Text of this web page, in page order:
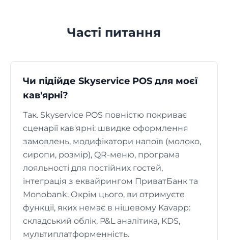
Часті питання
Чи підійде Skyservice POS для моєї
кав'ярні?
Так. Skyservice POS повністю покриває
сценарії кав'ярні: швидке оформлення
замовлень, модифікатори напоїв (молоко,
сиропи, розмір), QR-меню, програма
лояльності для постійних гостей,
інтеграція з еквайрингом ПриватБанк та
Monobank. Окрім цього, ви отримуєте
функції, яких немає в нішевому Kavapp:
складський облік, P&L аналітика, KDS,
мультиплатформенність.